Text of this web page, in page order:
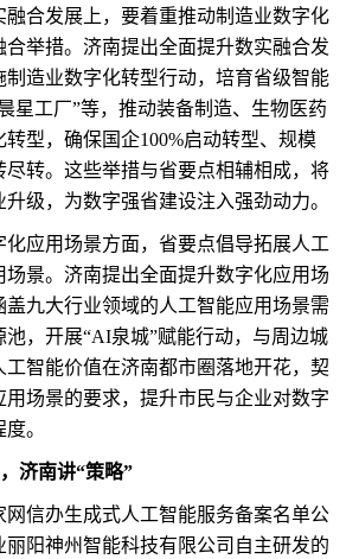
合发展上，要着重推动制造业数字化
合举措。济南提出全面提升数实融合发
制造业数字化转型行动，培育省级智能
星工厂”等，推动装备制造、生物医药
型，确保国企100%启动转型、规模
尽转。这些举措与省要点相辅相成，将
级，为数字强省建设注入强劲动力。
用场景方面，省要点倡导拓展人工
场景。济南提出全面提升数字化应用场
盖九大行业领域的人工智能应用场景需
池，开展“AI泉城”赋能行动，与周边城
工智能价值在济南都市圈落地开花，契
用场景的要求，提升市民与企业对数字
。
济南讲“策略”
信办生成式人工智能服务备案名单公
丽阳神州智能科技有限公司自主研发的